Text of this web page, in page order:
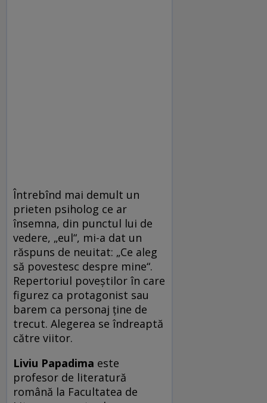
Întrebînd mai demult un
prieten psiholog ce ar
însemna, din punctul lui de
vedere, „eul“, mi-a dat un
răspuns de neuitat: „Ce aleg
să povestesc despre mine“.
Repertoriul poveștilor în care
figurez ca protagonist sau
barem ca personaj ține de
trecut. Alegerea se îndreaptă
către viitor.
Liviu Papadima este
profesor de literatură
română la Facultatea de